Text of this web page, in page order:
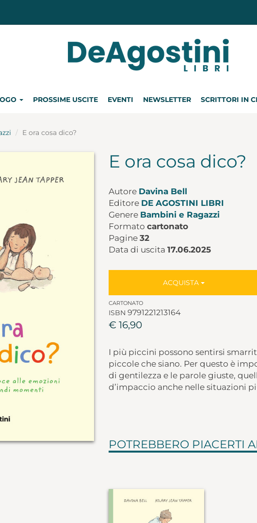
PROSSIME USCITE EVENTI NEWSLETTER SCRITTORI IN
E ora cosa dico?
E ora cosa dico?
Autore Davina Bell
Editore DE AGOSTINI LIBRI
Genere Bambini e Ragazzi
Formato cartonato
Pagine 32
Data di uscita 17.06.2025
ACQUISTA
CARTONATO
ISBN 9791221213164
€ 16,90
I più piccini possono sentirsi
piccole che siano. Per questo è
di gentilezza e le parole giuste,
d’impaccio anche nelle situazioni
POTREBBERO PIACERTI